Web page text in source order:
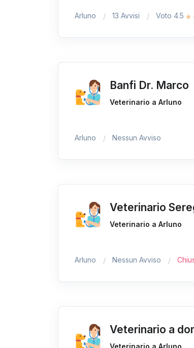
Arluno 13 Avvisi Voto 4.5
Banfi Dr. Marco
Veterinario a Arluno
Arluno Nessun Avviso
Veterinario
Veterinario a Arluno
Arluno Nessun Avviso
Veterinario a